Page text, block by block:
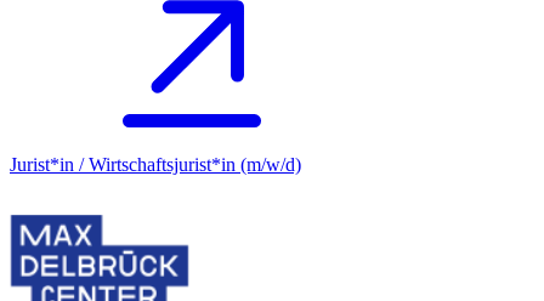
Jurist*in / Wirtschafts­jurist*in (m/w/d)